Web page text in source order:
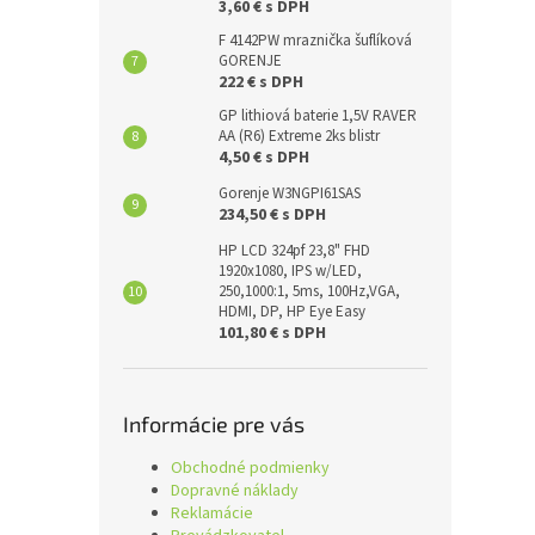
3,60 € s DPH
F 4142PW mraznička šuflíková
GORENJE
222 € s DPH
GP lithiová baterie 1,5V RAVER
AA (R6) Extreme 2ks blistr
4,50 € s DPH
Gorenje W3NGPI61SAS
234,50 € s DPH
HP LCD 324pf 23,8" FHD
1920x1080, IPS w/LED,
250,1000:1, 5ms, 100Hz,VGA,
HDMI, DP, HP Eye Easy
101,80 € s DPH
Informácie pre vás
Obchodné podmienky
Dopravné náklady
Reklamácie